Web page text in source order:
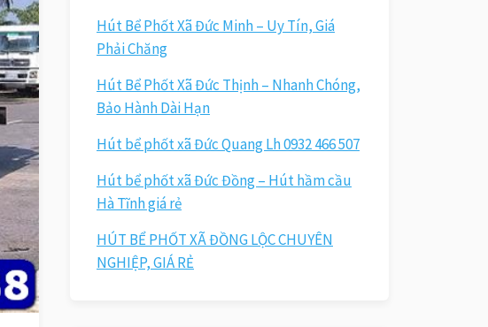
Hút Bể Phốt Xã Đức Minh – Uy Tín, Giá
Phải Chăng
Hút Bể Phốt Xã Đức Thịnh – Nhanh Chóng,
Bảo Hành Dài Hạn
Hút bể phốt xã Đức Quang Lh 0932 466 507
Hút bể phốt xã Đức Đồng – Hút hầm cầu
Hà Tĩnh giá rẻ
HÚT BỂ PHỐT XÃ ĐỒNG LỘC CHUYÊN
NGHIỆP, GIÁ RẺ